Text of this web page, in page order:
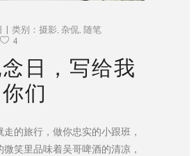
类别： 摄影, 杂侃, 随笔
4
日，写给我
们
的旅行，做你忠实的小跟班，
微笑里品味着吴哥啤酒的清凉，